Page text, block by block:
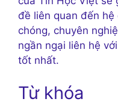
đề liên quan đến
chóng, chuyên
ngần ngại liên hệ
tốt nhất.
Từ khóa